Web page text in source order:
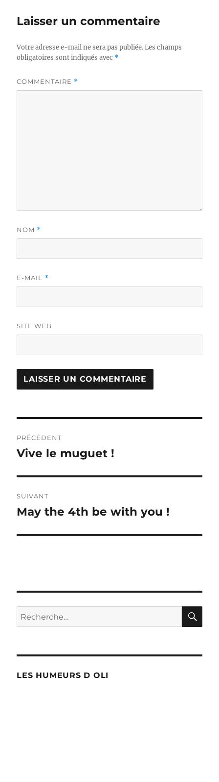
Laisser un commentaire
Votre adresse e-mail ne sera pas publiée. Les champs
obligatoires sont indiqués avec *
COMMENTAIRE *
NOM *
E-MAIL *
SITE WEB
de
PRÉCÉDENT
Publication
Vive le muguet !
SUIVANT
Publication
May the 4th be with you !
Recherche
pour :
LES HUMEURS D OLI